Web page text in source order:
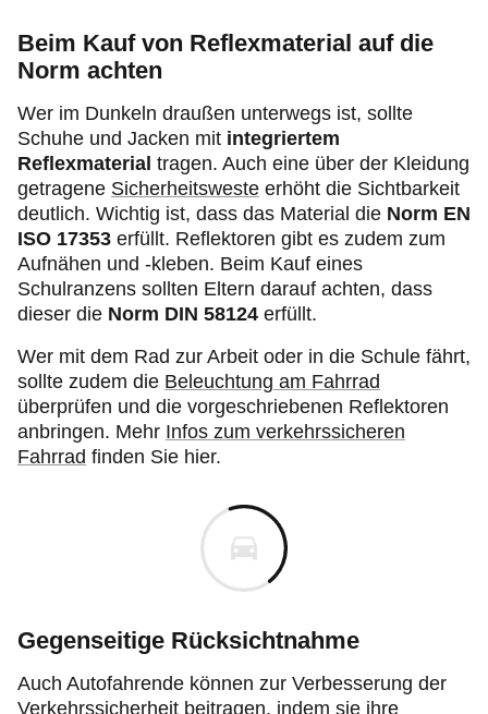
Beim Kauf von Reflexmaterial auf die
Norm achten
Wer im Dunkeln draußen unterwegs ist, sollte
Schuhe und Jacken mit integriertem
Reflexmaterial tragen. Auch eine über der Kleidung
getragene Sicherheitsweste erhöht die Sichtbarkeit
deutlich. Wichtig ist, dass das Material die Norm EN
ISO 17353 erfüllt. Reflektoren gibt es zudem zum
Aufnähen und -kleben. Beim Kauf eines
Schulranzens sollten Eltern darauf achten, dass
dieser die Norm DIN 58124 erfüllt.
Wer mit dem Rad zur Arbeit oder in die Schule fährt,
sollte zudem die Beleuchtung am Fahrrad
überprüfen und die vorgeschriebenen Reflektoren
anbringen. Mehr Infos zum verkehrssicheren
Fahrrad finden Sie hier.
Gegenseitige Rücksichtnahme
Auch Autofahrende können zur Verbesserung der
Verkehrssicherheit beitragen, indem sie ihre